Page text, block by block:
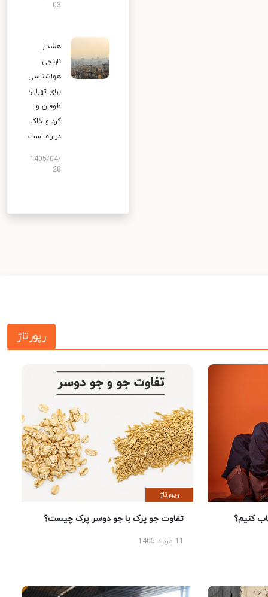
03
هشدار
نارنجی
هواشناسی
برای تهران؛
طوفان و
گرد و خاک
در راه است
1405/04/
28
رپورتاژ
کنیم؟
رپورتاژ
تفاوت جو پرک با جو دوسر پرک چیست؟